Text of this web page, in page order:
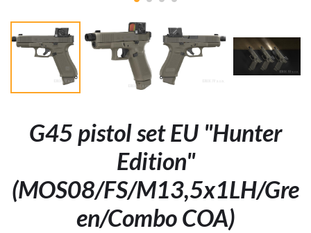
G45 pistol set EU "Hunter
Edition"
(MOS08/FS/M13,5x1LH/Gre
en/Combo COA)